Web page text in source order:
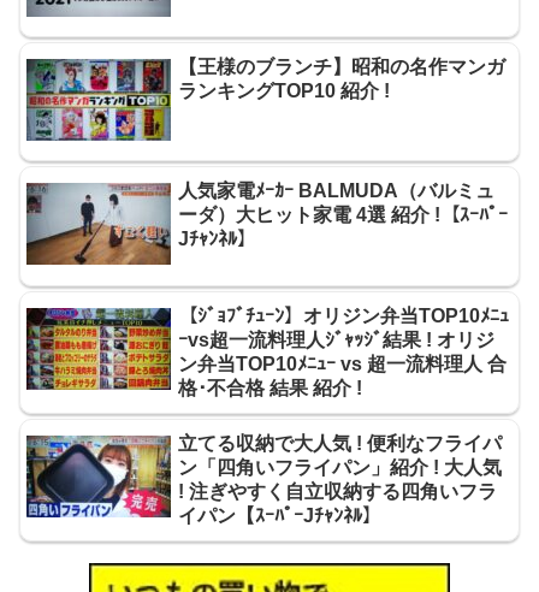
【王様のブランチ】昭和の名作マンガ
ランキングTOP10 紹介 !
人気家電ﾒｰｶｰ BALMUDA（バルミュ
ーダ）大ヒット家電 4選 紹介 !【ｽｰﾊﾟｰ
Jﾁｬﾝﾈﾙ】
【ｼﾞｮﾌﾞﾁｭｰﾝ】オリジン弁当TOP10ﾒﾆｭ
ｰvs超一流料理人ｼﾞｬｯｼﾞ結果 ! オリジ
ン弁当TOP10ﾒﾆｭｰ vs 超一流料理人 合
格･不合格 結果 紹介 !
立てる収納で大人気 ! 便利なフライパ
ン「四角いフライパン」紹介 ! 大人気
! 注ぎやすく自立収納する四角いフラ
イパン【ｽｰﾊﾟｰJﾁｬﾝﾈﾙ】